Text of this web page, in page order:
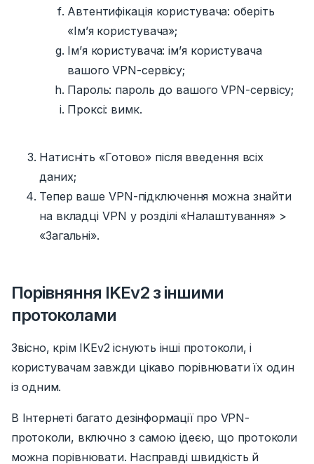
Автентифікація користувача: оберіть
«Ім’я користувача»;
Ім’я користувача: ім’я користувача
вашого VPN-сервісу;
Пароль: пароль до вашого VPN-сервісу;
Проксі: вимк.
Натисніть «Готово» після введення всіх
даних;
Тепер ваше VPN-підключення можна знайти
на вкладці VPN у розділі «Налаштування» >
«Загальні».
Порівняння IKEv2 з іншими
протоколами
Звісно, крім IKEv2 існують інші протоколи, і
користувачам завжди цікаво порівнювати їх один
із одним.
В Інтернеті багато дезінформації про VPN-
протоколи, включно з самою ідеєю, що протоколи
можна порівнювати. Насправді швидкість й